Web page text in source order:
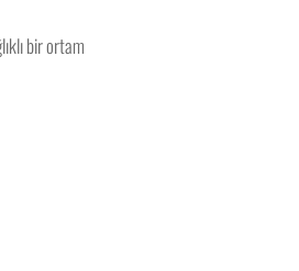
bir ortam